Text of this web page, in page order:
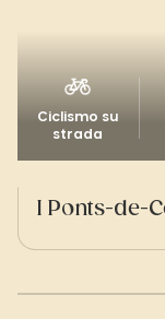
Ciclismo su
strada
I Ponts-de-